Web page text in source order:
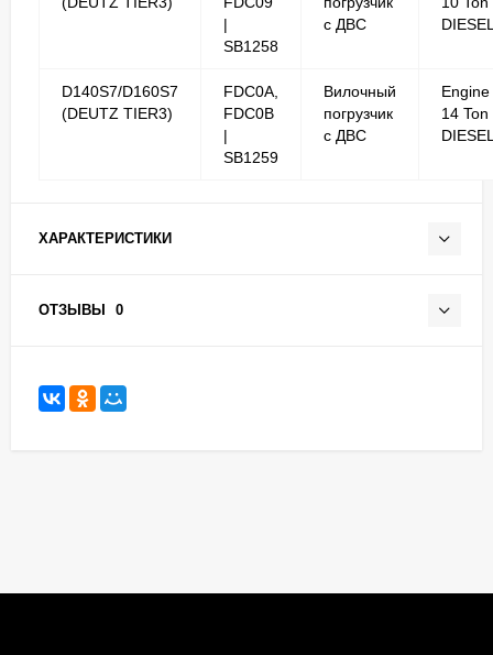
|
SB1258
с ДВС
D140S7/D160S7
(DEUTZ TIER3)
FDC0A,
FDC0B
|
SB1259
Вилочный
погрузчик
с ДВС
Engine
14 Ton
ХАРАКТЕРИСТИКИ
ОТЗЫВЫ 0